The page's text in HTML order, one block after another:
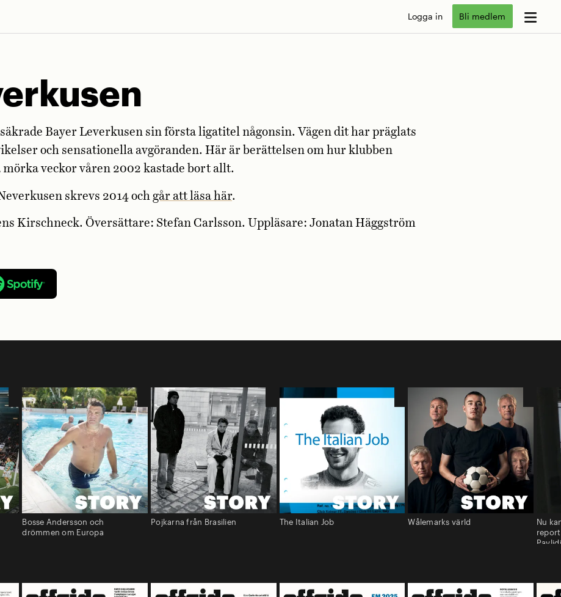
Logga in Bli medlem
Bayer Leverkusen sin första ligatitel någonsin. Vägen dit har präglats
och sensationella avgöranden. Här är berättelsen om hur klubben
mörka veckor våren 2002 kastade bort allt.
skrevs 2014 ochgår att läsa här.
Kirschneck. Översättare: Stefan Carlsson. Uppläsare: Jonatan Häggström
Bosse Andersson och
drömmen om Europa
Pojkarna från Brasilien The Italian Job Wålemarks värld
Nu